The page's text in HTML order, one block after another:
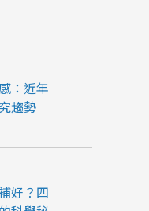
：近年
趨勢
好？四